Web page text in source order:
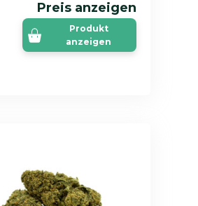
Preis anzeigen
Produkt
anzeigen